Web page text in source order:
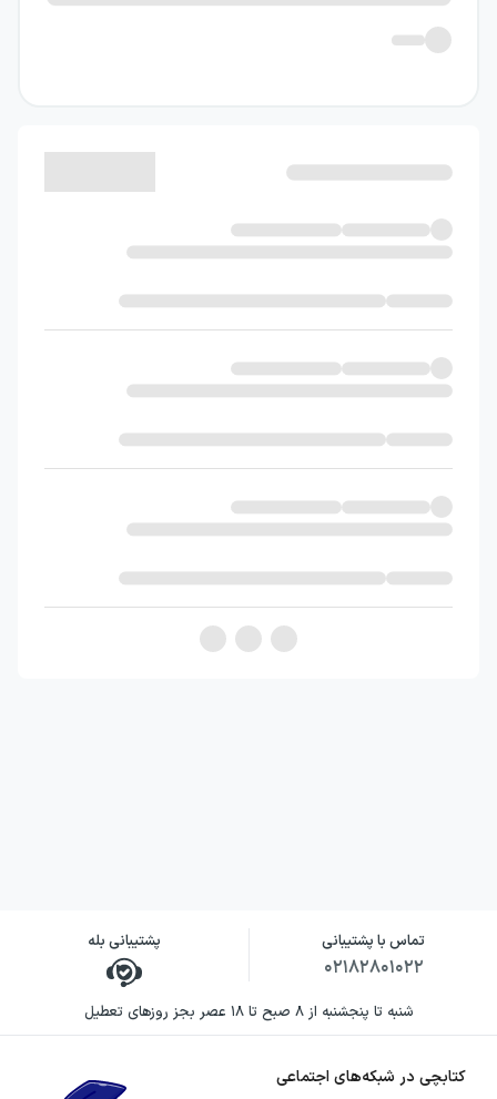
تماس با پشتیبانی
۰۲۱۸۲۸۰۱۰۲۲
پشتیبانی بله
شنبه تا پنجشنبه از ۸ صبح تا ۱۸ عصر بجز روزهای تعطیل
کتابچی در شبکه‌های اجتماعی